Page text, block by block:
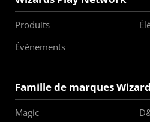
Produits
Événements
Famille de marques
Magic